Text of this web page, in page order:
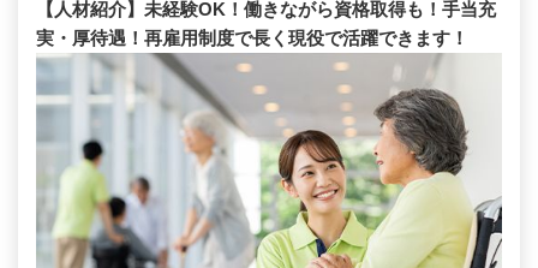
【人材紹介】未経験OK！働きながら資格取得も！手当充
実・厚待遇！再雇用制度で長く現役で活躍できます！